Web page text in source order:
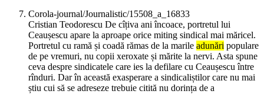
Corola-journal/Journalistic/15508_a_16833
Cristian Teodorescu De cîțiva ani încoace, portretul lui
Ceaușescu apare la aproape orice miting sindical mai măricel.
Portretul cu ramă și coadă rămas de la marile adunări populare
de pe vremuri, nu copii xeroxate și mărite la nervi. Asta spune
ceva despre sindicatele care ies la defilare cu Ceaușescu între
rînduri. Dar în această exasperare a sindicaliștilor care nu mai
știu cui să se adreseze trebuie citită nu dorința de a